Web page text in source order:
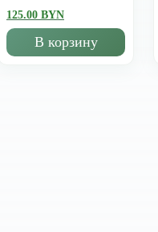
125.00 BYN
В корзину